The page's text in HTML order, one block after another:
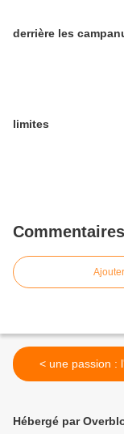
derrière les
limites
Commentaires
< une passion :
Hébergé par